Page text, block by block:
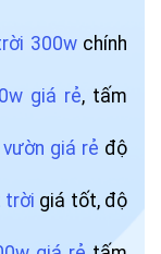
300wchính
giá rẻ, tấm
giá rẻ độ
trời giá tốt, độ